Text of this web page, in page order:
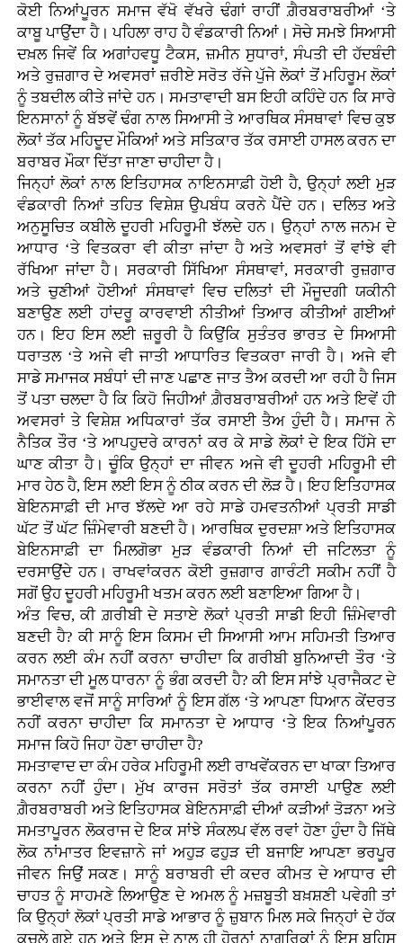
ਕੋਈ ਨਿਆਂਪੂਰਨ ਸਮਾਜ ਵੱਖੋ ਵੱਖਰੇ ਢੰਗਾਂ ਰਾਹੀਂ ਗ਼ੈਰਬਰਾਬਰੀਆਂ ‘ਤੇ
ਕਾਬੂ ਪਾਉਂਦਾ ਹੈ। ਪਹਿਲਾ ਰਾਹ ਹੈ ਵੰਡਕਾਰੀ ਨਿਆਂ। ਸੋਚੇ ਸਮਝੇ ਸਿਆਸੀ
ਦਖ਼ਲ ਜਿਵੇਂ ਕਿ ਅਗਾਂਹਵਧੂ ਟੈਕਸ, ਜ਼ਮੀਨ ਸੁਧਾਰਾਂ, ਸੰਪਤੀ ਦੀ ਹੱਦਬੰਦੀ
ਅਤੇ ਰੁਜ਼ਗਾਰ ਦੇ ਅਵਸਰਾਂ ਜ਼ਰੀਏ ਸਰੋਤ ਰੱਜੇ ਪੁੱਜੇ ਲੋਕਾਂ ਤੋਂ ਮਹਿਰੂਮ ਲੋਕਾਂ
ਨੂੰ ਤਬਦੀਲ ਕੀਤੇ ਜਾਂਦੇ ਹਨ। ਸਮਤਾਵਾਦੀ ਬਸ ਇਹੀ ਕਹਿੰਦੇ ਹਨ ਕਿ ਸਾਰੇ
ਇਨਸਾਨਾਂ ਨੂੰ ਬੱਝਵੇਂ ਢੰਗ ਨਾਲ ਸਿਆਸੀ ਤੇ ਆਰਥਿਕ ਸੰਸਥਾਵਾਂ ਵਿਚ ਕੁਝ
ਲੋਕਾਂ ਤੱਕ ਮਹਿਦੂਦ ਮੌਕਿਆਂ ਅਤੇ ਸਤਿਕਾਰ ਤੱਕ ਰਸਾਈ ਹਾਸਲ ਕਰਨ ਦਾ
ਬਰਾਬਰ ਮੌਕਾ ਦਿੱਤਾ ਜਾਣਾ ਚਾਹੀਦਾ ਹੈ।
ਜਿਨ੍ਹਾਂ ਲੋਕਾਂ ਨਾਲ ਇਤਿਹਾਸਕ ਨਾਇਨਸਾਫ਼ੀ ਹੋਈ ਹੈ, ਉਨ੍ਹਾਂ ਲਈ ਮੁੜ
ਵੰਡਕਾਰੀ ਨਿਆਂ ਤਹਿਤ ਵਿਸ਼ੇਸ਼ ਉਪਬੰਧ ਕਰਨੇ ਪੈਂਦੇ ਹਨ। ਦਲਿਤ ਅਤੇ
ਅਨੁਸੂਚਿਤ ਕਬੀਲੇ ਦੂਹਰੀ ਮਹਿਰੂਮੀ ਝੱਲਦੇ ਹਨ। ਉਨ੍ਹਾਂ ਨਾਲ ਜਨਮ ਦੇ
ਆਧਾਰ ‘ਤੇ ਵਿਤਕਰਾ ਵੀ ਕੀਤਾ ਜਾਂਦਾ ਹੈ ਅਤੇ ਅਵਸਰਾਂ ਤੋਂ ਵਾਂਝੇ ਵੀ
ਰੱਖਿਆ ਜਾਂਦਾ ਹੈ। ਸਰਕਾਰੀ ਸਿੱਖਿਆ ਸੰਸਥਾਵਾਂ, ਸਰਕਾਰੀ ਰੁਜ਼ਗਾਰ
ਅਤੇ ਚੁਣੀਆਂ ਹੋਈਆਂ ਸੰਸਥਾਵਾਂ ਵਿਚ ਦਲਿਤਾਂ ਦੀ ਮੌਜੂਦਗੀ ਯਕੀਨੀ
ਬਣਾਉਣ ਲਈ ਹਾਂਦਰੂ ਕਾਰਵਾਈ ਨੀਤੀਆਂ ਤਿਆਰ ਕੀਤੀਆਂ ਗਈਆਂ
ਹਨ। ਇਹ ਇਸ ਲਈ ਜ਼ਰੂਰੀ ਹੈ ਕਿਉਂਕਿ ਸੁਤੰਤਰ ਭਾਰਤ ਦੇ ਸਿਆਸੀ
ਧਰਾਤਲ ‘ਤੇ ਅਜੇ ਵੀ ਜਾਤੀ ਆਧਾਰਿਤ ਵਿਤਕਰਾ ਜਾਰੀ ਹੈ। ਅਜੇ ਵੀ
ਸਾਡੇ ਸਮਾਜਕ ਸਬੰਧਾਂ ਦੀ ਜਾਣ ਪਛਾਣ ਜਾਤ ਤੈਅ ਕਰਦੀ ਆ ਰਹੀ ਹੈ ਜਿਸ
ਤੋਂ ਪਤਾ ਚਲਦਾ ਹੈ ਕਿ ਕਿਹੋ ਜਿਹੀਆਂ ਗ਼ੈਰਬਰਾਬਰੀਆਂ ਹਨ ਅਤੇ ਇਵੇਂ ਹੀ
ਅਵਸਰਾਂ ਤੇ ਵਿਸ਼ੇਸ਼ ਅਧਿਕਾਰਾਂ ਤੱਕ ਰਸਾਈ ਤੈਅ ਹੁੰਦੀ ਹੈ। ਸਮਾਜ ਨੇ
ਨੈਤਿਕ ਤੌਰ ‘ਤੇ ਆਪਹੁਦਰੇ ਕਾਰਨਾਂ ਕਰ ਕੇ ਸਾਡੇ ਲੋਕਾਂ ਦੇ ਇਕ ਹਿੱਸੇ ਦਾ
ਘਾਣ ਕੀਤਾ ਹੈ। ਚੂੰਕਿ ਉਨ੍ਹਾਂ ਦਾ ਜੀਵਨ ਅਜੇ ਵੀ ਦੂਹਰੀ ਮਹਿਰੂਮੀ ਦੀ
ਮਾਰ ਹੇਠ ਹੈ, ਇਸ ਲਈ ਇਸ ਨੂੰ ਠੀਕ ਕਰਨ ਦੀ ਲੋੜ ਹੈ। ਇਹ ਇਤਿਹਾਸਕ
ਬੇਇਨਸਾਫ਼ੀ ਦੀ ਮਾਰ ਝੱਲਦੇ ਆ ਰਹੇ ਸਾਡੇ ਹਮਵਤਨੀਆਂ ਪ੍ਰਤੀ ਸਾਡੀ
ਘੱਟ ਤੋਂ ਘੱਟ ਜ਼ਿੰਮੇਵਾਰੀ ਬਣਦੀ ਹੈ। ਆਰਥਿਕ ਦੁਰਦਸ਼ਾ ਅਤੇ ਇਤਿਹਾਸਕ
ਬੇਇਨਸਾਫ਼ੀ ਦਾ ਮਿਲਗੋਭਾ ਮੁੜ ਵੰਡਕਾਰੀ ਨਿਆਂ ਦੀ ਜਟਿਲਤਾ ਨੂੰ
ਦਰਸਾਉਂਦੇ ਹਨ। ਰਾਖਵਾਂਕਰਨ ਕੋਈ ਰੁਜ਼ਗਾਰ ਗਾਰੰਟੀ ਸਕੀਮ ਨਹੀਂ ਹੈ
ਸਗੋਂ ਉਹ ਦੂਹਰੀ ਮਹਿਰੂਮੀ ਖਤਮ ਕਰਨ ਲਈ ਬਣਾਇਆ ਗਿਆ ਹੈ।
ਅੰਤ ਵਿਚ, ਕੀ ਗ਼ਰੀਬੀ ਦੇ ਸਤਾਏ ਲੋਕਾਂ ਪ੍ਰਤੀ ਸਾਡੀ ਇਹੀ ਜ਼ਿੰਮੇਵਾਰੀ
ਬਣਦੀ ਹੈ? ਕੀ ਸਾਨੂੰ ਇਸ ਕਿਸਮ ਦੀ ਸਿਆਸੀ ਆਮ ਸਹਿਮਤੀ ਤਿਆਰ
ਕਰਨ ਲਈ ਕੰਮ ਨਹੀਂ ਕਰਨਾ ਚਾਹੀਦਾ ਕਿ ਗਰੀਬੀ ਬੁਨਿਆਦੀ ਤੌਰ ‘ਤੇ
ਸਮਾਨਤਾ ਦੀ ਮੂਲ ਧਾਰਨਾ ਨੂੰ ਭੰਗ ਕਰਦੀ ਹੈ? ਕੀ ਇਸ ਸਾਂਝੇ ਪ੍ਰਾਜੈਕਟ ਦੇ
ਭਾਈਵਾਲ ਵਜੋਂ ਸਾਨੂੰ ਸਾਰਿਆਂ ਨੂੰ ਇਸ ਗੱਲ ‘ਤੇ ਆਪਣਾ ਧਿਆਨ ਕੇਂਦਰਤ
ਨਹੀਂ ਕਰਨਾ ਚਾਹੀਦਾ ਕਿ ਸਮਾਨਤਾ ਦੇ ਆਧਾਰ ‘ਤੇ ਇਕ ਨਿਆਂਪੂਰਨ
ਸਮਾਜ ਕਿਹੋ ਜਿਹਾ ਹੋਣਾ ਚਾਹੀਦਾ ਹੈ?
ਸਮਤਾਵਾਦ ਦਾ ਕੰਮ ਹਰੇਕ ਮਹਿਰੂਮੀ ਲਈ ਰਾਖਵੇਂਕਰਨ ਦਾ ਖਾਕਾ ਤਿਆਰ
ਕਰਨਾ ਨਹੀਂ ਹੁੰਦਾ। ਮੁੱਖ ਕਾਰਜ ਸਰੋਤਾਂ ਤੱਕ ਰਸਾਈ ਪਾਉਣ ਲਈ
ਗ਼ੈਰਬਰਾਬਰੀ ਅਤੇ ਇਤਿਹਾਸਕ ਬੇਇਨਸਾਫ਼ੀ ਦੀਆਂ ਕੜੀਆਂ ਤੋੜਨਾ ਅਤੇ
ਸਮਤਾਪੂਰਨ ਲੋਕਰਾਜ ਦੇ ਇਕ ਸਾਂਝੇ ਸੰਕਲਪ ਵੱਲ ਰਵਾਂ ਹੋਣਾ ਹੁੰਦਾ ਹੈ ਜਿੱਥੇ
ਲੋਕ ਨਾਂਮਾਤਰ ਇਵਜ਼ਾਨੇ ਜਾਂ ਅਹੁੜ ਫਹੁੜ ਦੀ ਬਜਾਇ ਆਪਣਾ ਭਰਪੂਰ
ਜੀਵਨ ਜਿਉਂ ਸਕਣ। ਸਾਨੂੰ ਬਰਾਬਰੀ ਦੀ ਕਦਰ ਕੀਮਤ ਦੇ ਆਧਾਰ ਦੀ
ਚਾਹਤ ਨੂੰ ਸਾਹਮਣੇ ਲਿਆਉਣ ਦੇ ਅਮਲ ਨੂੰ ਮਜ਼ਬੂਤੀ ਬਖ਼ਸ਼ਣੀ ਪਵੇਗੀ ਤਾਂ
ਕਿ ਉਨ੍ਹਾਂ ਲੋਕਾਂ ਪ੍ਰਤੀ ਸਾਡੇ ਆਭਾਰ ਨੂੰ ਜ਼ੁਬਾਨ ਮਿਲ ਸਕੇ ਜਿਨ੍ਹਾਂ ਦੇ ਹੱਕ
ਕੁਚਲੇ ਗਏ ਹਨ ਅਤੇ ਇਸ ਦੇ ਨਾਲ ਹੀ ਹੋਰਨਾਂ ਨਾਗਰਿਕਾਂ ਨੂੰ ਇਸ ਬਹਿਸ